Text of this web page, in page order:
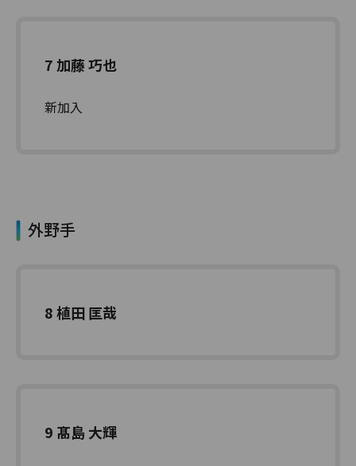
7 加藤 巧也
新加入
外野手
8 植田 匡哉
9 髙島 大輝